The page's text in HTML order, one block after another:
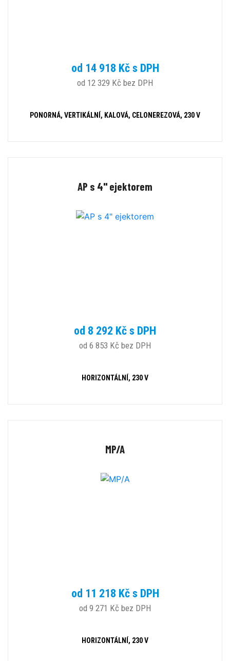
od 14 918 Kč s DPH
od 12 329 Kč bez DPH
PONORNÁ, VERTIKÁLNÍ, KALOVÁ, CELONEREZOVÁ, 230 V
AP s 4" ejektorem
od 8 292 Kč s DPH
od 6 853 Kč bez DPH
HORIZONTÁLNÍ, 230 V
MP/A
od 11 218 Kč s DPH
od 9 271 Kč bez DPH
HORIZONTÁLNÍ, 230 V